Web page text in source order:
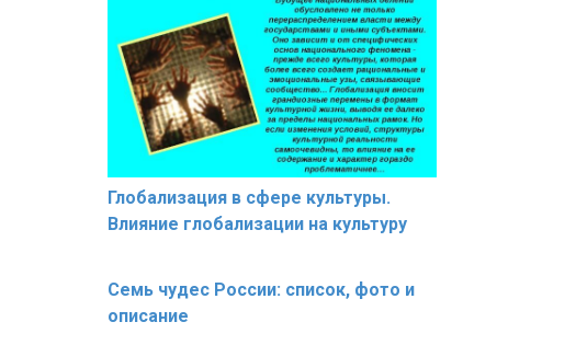
Глобализация в сфере культуры.
Влияние глобализации на культуру
Семь чудес России: список, фото и
описание